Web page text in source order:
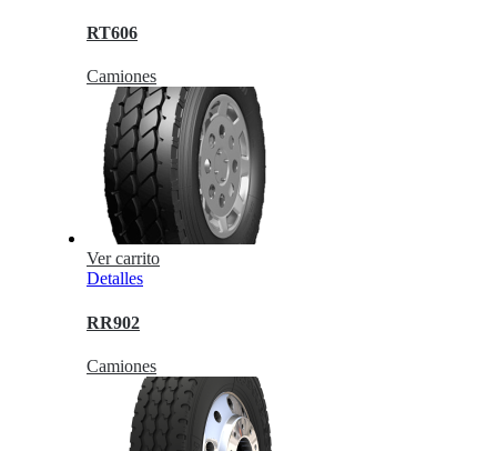
RT606
Camiones
Ver carrito
Detalles
RR902
Camiones